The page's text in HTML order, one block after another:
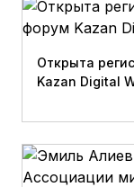
Открыта
Kazan Digital